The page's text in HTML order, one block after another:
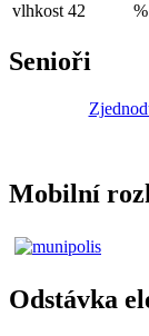
vlhkost 42 %
Senioři
Mobilní
Odstávka